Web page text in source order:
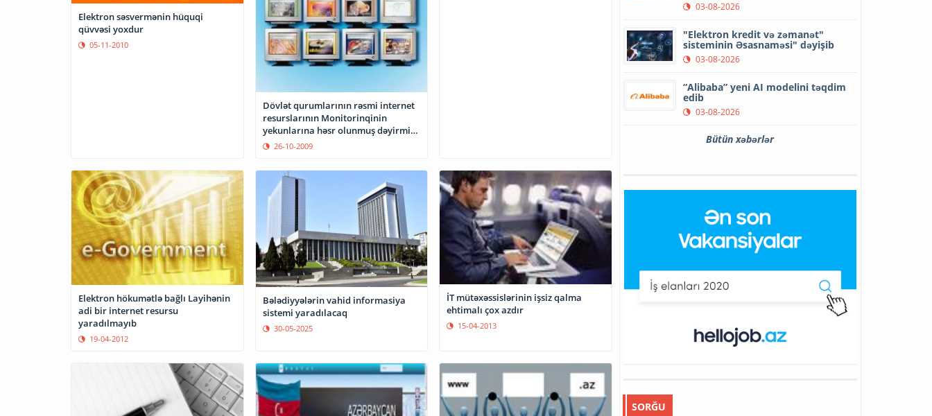
Elektron səsvermənin hüquqi
qüvvəsi yoxdur
05-11-2010
Dövlət qurumlarının rəsmi internet
resurslarının Monitorinqinin
yekunlarına həsr olunmuş dəyirmi
masa keçiriləcək
26-10-2009
Elektron hökumətlə bağlı Layihənin
adi bir internet resursu
yaradılmayıb
19-04-2012
Bələdiyyələrin vahid informasiya
sistemi yaradılacaq
30-05-2025
İT mütəxəssislərinin işsiz qalma
ehtimalı çox azdır
15-04-2013
03-08-2026
"Elektron kredit və zəmanət"
sisteminin Əsasnaməsi" dəyişib
03-08-2026
“Alibaba” yeni AI modelini təqdim
edib
03-08-2026
Bütün xəbərlər
SORĞU